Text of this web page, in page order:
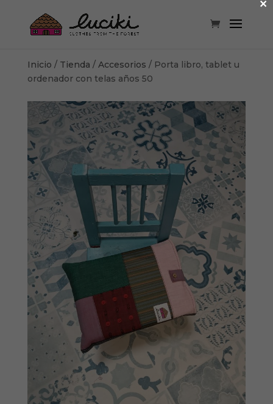
Inicio / Tienda / Accesorios / Porta libro, tablet u
ordenador con telas años 50